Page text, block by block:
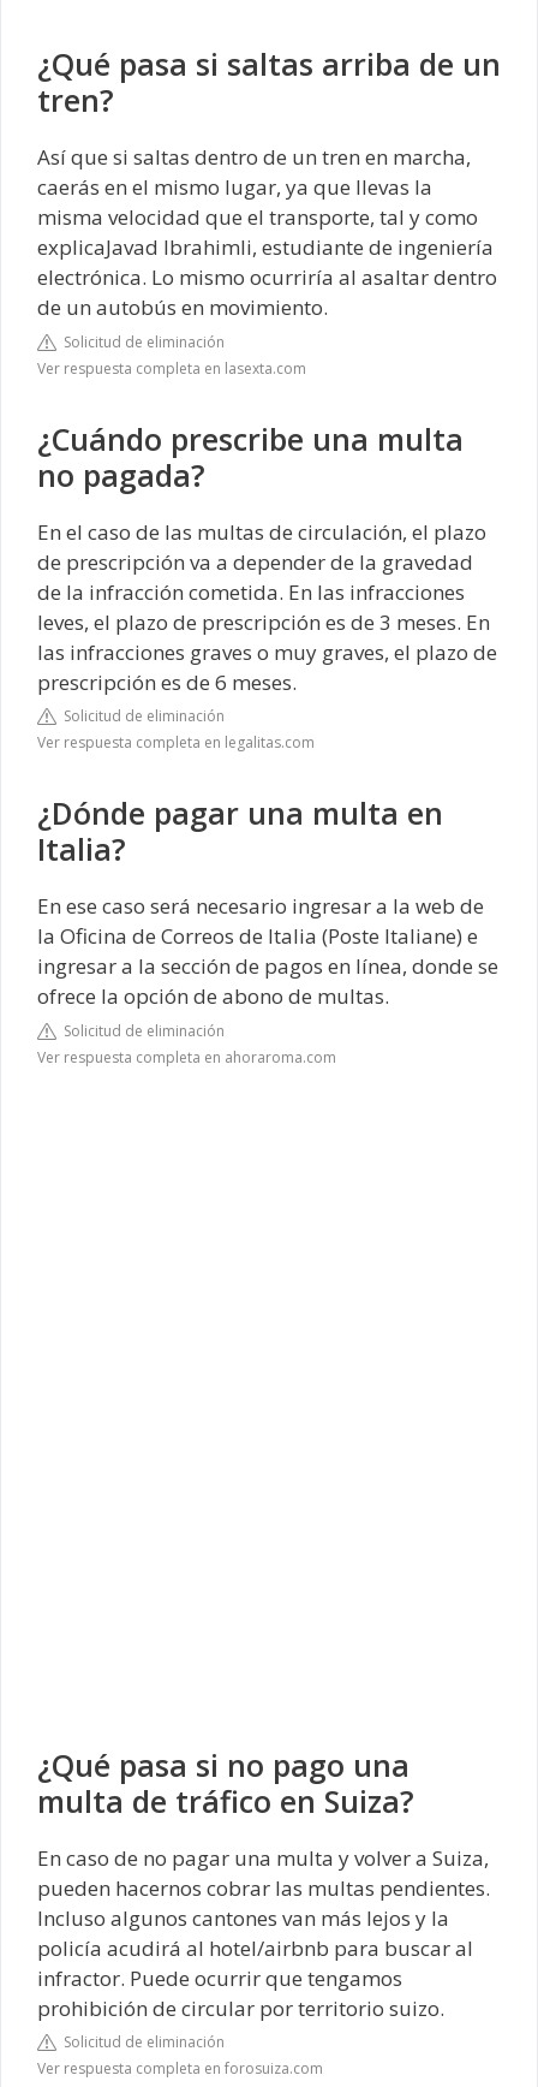
¿Qué pasa si saltas arriba de un
tren?
Así que si saltas dentro de un tren en marcha,
caerás en el mismo lugar, ya que llevas la
misma velocidad que el transporte, tal y como
explicaJavad Ibrahimli, estudiante de ingeniería
electrónica. Lo mismo ocurriría al asaltar dentro
de un autobús en movimiento.
Solicitud de eliminación
Ver respuesta completa en lasexta.com
¿Cuándo prescribe una multa
no pagada?
En el caso de las multas de circulación, el plazo
de prescripción va a depender de la gravedad
de la infracción cometida. En las infracciones
leves, el plazo de prescripción es de 3 meses. En
las infracciones graves o muy graves, el plazo de
prescripción es de 6 meses.
Solicitud de eliminación
Ver respuesta completa en legalitas.com
¿Dónde pagar una multa en
Italia?
En ese caso será necesario ingresar a la web de
la Oficina de Correos de Italia (Poste Italiane) e
ingresar a la sección de pagos en línea, donde se
ofrece la opción de abono de multas.
Solicitud de eliminación
Ver respuesta completa en ahoraroma.com
¿Qué pasa si no pago una
multa de tráfico en Suiza?
En caso de no pagar una multa y volver a Suiza,
pueden hacernos cobrar las multas pendientes.
Incluso algunos cantones van más lejos y la
policía acudirá al hotel/airbnb para buscar al
infractor. Puede ocurrir que tengamos
prohibición de circular por territorio suizo.
Solicitud de eliminación
Ver respuesta completa en forosuiza.com